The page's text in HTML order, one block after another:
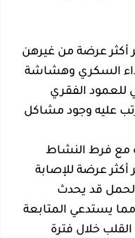
أكثر عرضة من غيرهن
السكري وهشاشة
للعمود الفقري
عليه وجود مشاكل
مع فرط النشاط
أكثر عرضة للإصابة
الحمل قد يحدث
يستدعي المتابعة
خلال فترة